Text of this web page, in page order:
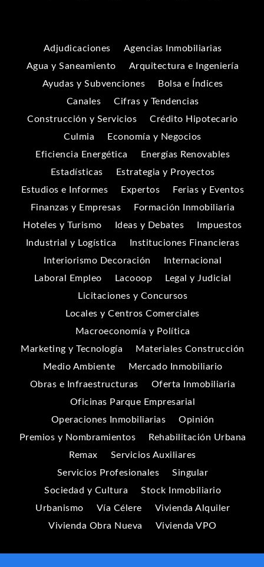
Adjudicaciones
Agencias Inmobiliarias
Agua y Saneamiento
Arquitectura e Ingeniería
Ayudas y Subvenciones
Bolsa e Índices
Canales
Cifras y Tendencias
Construcción y Servicios
Crédito Hipotecario
Culmia
Economía y Negocios
Eficiencia Energética
Energías Renovables
Estadísticas
Estrategia y Proyectos
Estudios e Informes
Expertos
Ferias y Eventos
Finanzas y Empresas
Formación Inmobiliaria
Hoteles y Turismo
Ideas y Debates
Impuestos
Industrial y Logística
Instituciones Financieras
Interiorismo Decoración
Internacional
Laboral Empleo
Lacooop
Legal y Judicial
Licitaciones y Concursos
Locales y Centros Comerciales
Macroeconomía y Política
Marketing y Tecnología
Materiales Construcción
Medio Ambiente
Mercado Inmobiliario
Obras e Infraestructuras
Oferta Inmobiliaria
Oficinas Parque Empresarial
Operaciones Inmobiliarias
Opinión
Premios y Nombramientos
Rehabilitación Urbana
Remax
Servicios Auxiliares
Servicios Profesionales
Singular
Sociedad y Cultura
Stock Inmobiliario
Urbanismo
Vía Célere
Vivienda Alquiler
Vivienda Obra Nueva
Vivienda VPO